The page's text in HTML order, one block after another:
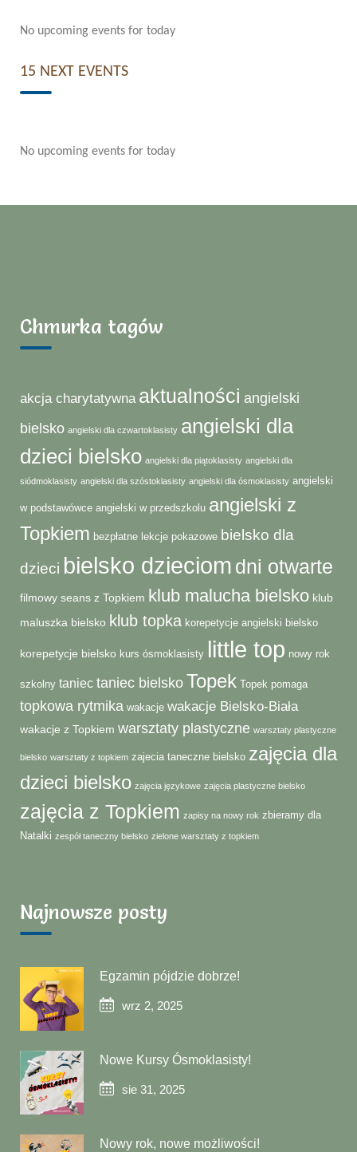
No upcoming events for today
15 NEXT EVENTS
No upcoming events for today
Chmurka tagów
akcja charytatywna aktualności angielski
bielsko angielski dla czwartoklasisty angielski dla
dzieci bielsko angielski dla piątoklasisty angielski dla
siódmoklasisty angielski dla szóstoklasisty angielski dla ósmoklasisty angielski
w podstawówce angielski w przedszkolu angielski z
Topkiem bezpłatne lekcje pokazowe bielsko dla
dzieci bielsko dzieciom dni otwarte
filmowy seans z Topkiem klub malucha bielsko klub
maluszka bielsko klub topka korepetycje angielski bielsko
korepetycje bielsko kurs ósmoklasisty little top nowy rok
szkolny taniec taniec bielsko Topek Topek pomaga
topkowa rytmika wakacje wakacje Bielsko-Biała
wakacje z Topkiem warsztaty plastyczne warsztaty plastyczne
bielsko warsztaty z topkiem zajecia taneczne bielsko zajęcia dla
dzieci bielsko zajęcia językowe zajęcia plastyczne bielsko
zajęcia z Topkiem zapisy na nowy rok zbieramy dla
Natalki zespół taneczny bielsko zielone warsztaty z topkiem
Najnowsze posty
Egzamin pójdzie dobrze!
wrz 2, 2025
Nowe Kursy Ósmoklasisty!
sie 31, 2025
Nowy rok, nowe możliwości!